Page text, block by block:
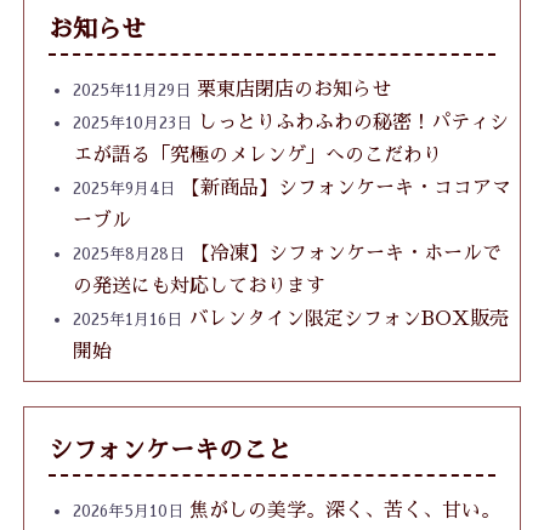
お知らせ
2025年11月29日 栗東店閉店のお知らせ
2025年10月23日
しっとりふわふわの秘密！パティシ
エが語る「究極のメレンゲ」へのこだわり
2025年9月4日
【新商品】シフォンケーキ・ココアマ
ーブル
2025年8月28日
【冷凍】シフォンケーキ・ホールで
の発送にも対応しております
2025年1月16日
バレンタイン限定シフォンBOX販売
開始
シフォンケーキのこと
2026年5月10日
焦がしの美学。深く、苦く、甘い。